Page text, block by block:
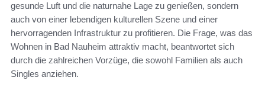
gesunde Luft und die naturnahe Lage zu genießen, sondern
auch von einer lebendigen kulturellen Szene und einer
hervorragenden Infrastruktur zu profitieren. Die Frage, was das
Wohnen in Bad Nauheim attraktiv macht, beantwortet sich
durch die zahlreichen Vorzüge, die sowohl Familien als auch
Singles anziehen.